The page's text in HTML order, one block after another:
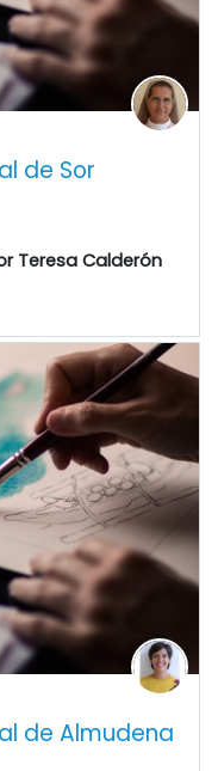
de Sor
Teresa Calderón
de Almudena